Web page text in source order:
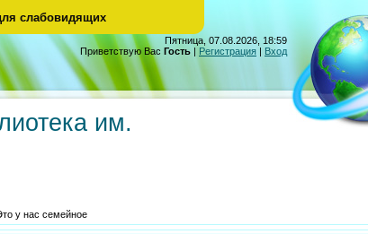
слабовидящих
Пятница, 07.08.2026, 18:59
Приветствую Вас Гость | Регистрация | Вход
им.
у нас семейное